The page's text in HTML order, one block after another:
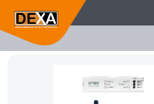
RUBRO 01 INTRUSION